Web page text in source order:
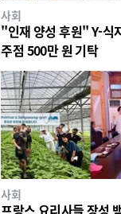
사회
"인재 양성 후원" Y-식
주점 500만 원 기탁
사회
프랑스 요리사들 장성